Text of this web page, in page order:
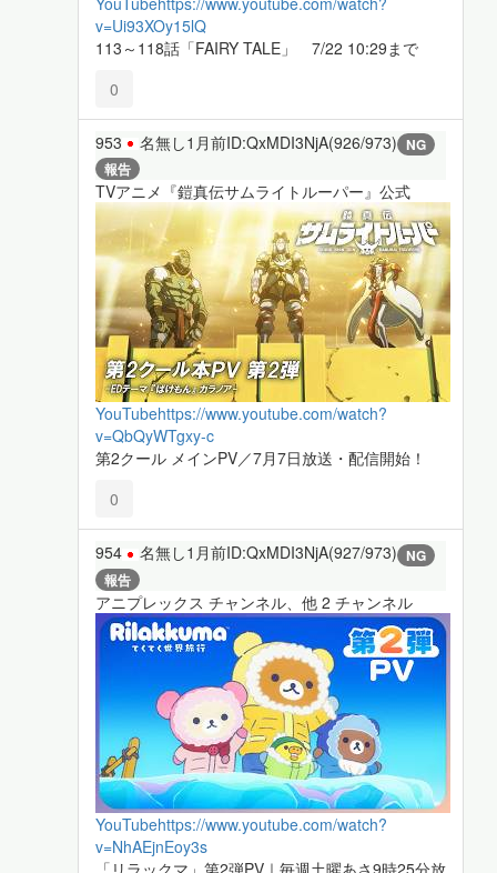
v=Ui93XOy15lQ
113～118話「FAIRY TALE」 7/22 10:29まで
0
953 名無し1月前ID:QxMDI3NjA(926/973) NG
報告
TVアニメ『鎧真伝サムライトルーパー』公式
YouTubehttps://www.youtube.com/watch?
v=QbQyWTgxy-c
第2クール メインPV／7月7日放送・配信開始！
0
954 名無し1月前ID:QxMDI3NjA(927/973) NG
報告
アニプレックス チャンネル、他 2 チャンネル
YouTubehttps://www.youtube.com/watch?
v=NhAEjnEoy3s
「リラックマ」第2弾PV｜毎週土曜あさ9時25分放